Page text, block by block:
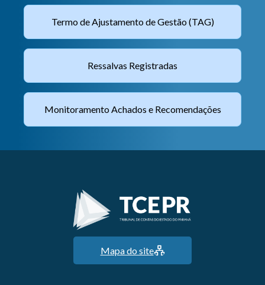
Termo de Ajustamento de Gestão (TAG)
Ressalvas Registradas
Monitoramento Achados e Recomendações
Mapa do site